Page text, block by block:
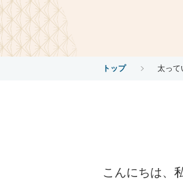
トップ 太って
こんにちは、